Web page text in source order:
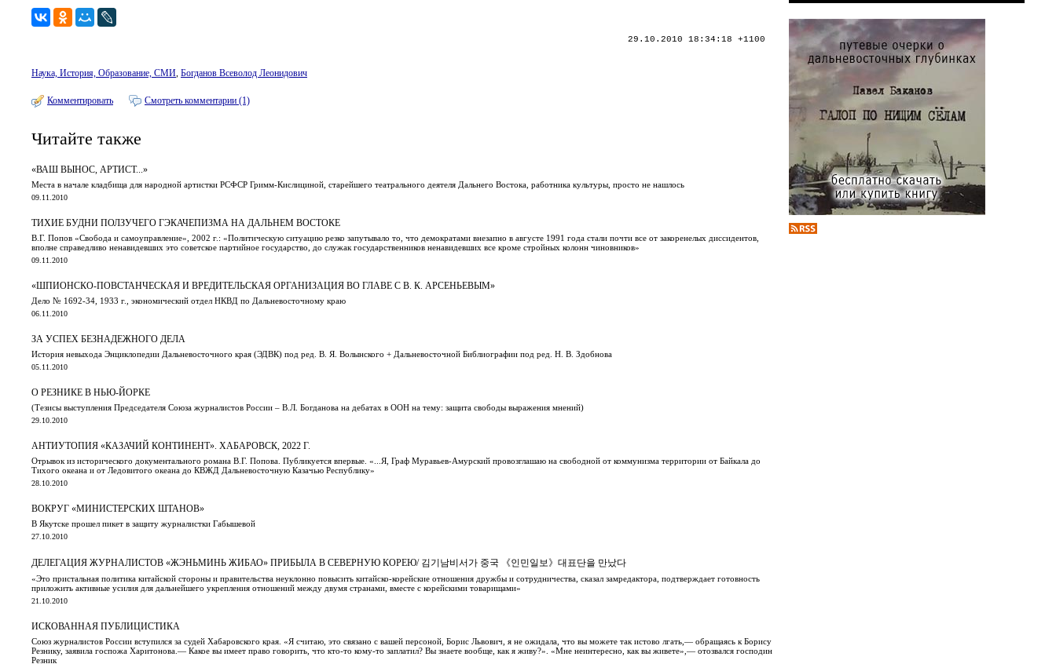
29.10.2010 18:34:18 +1100
Наука, История, Образование, СМИ, Богданов Всеволод Леонидович
Комментировать Смотреть комментарии (1)
Читайте также
«ВАШ ВЫНОС, АРТИСТ...»
Места в начале кладбища для народной артистки РСФСР Гримм-Кислициной, старейшего театрального деятеля Дальнего Востока, работника культуры, просто не нашлось
09.11.2010
ТИХИЕ БУДНИ ПОЛЗУЧЕГО ГЭКАЧЕПИЗМА НА ДАЛЬНЕМ ВОСТОКЕ
В.Г. Попов «Свобода и самоуправление», 2002 г.: «Политическую ситуацию резко запутывало то, что демократами внезапно в августе 1991 года стали почти все от закоренелых диссидентов,
вполне справедливо ненавидевших это советское партийное государство, до служак государственников ненавидевших все кроме стройных колонн чиновников»
09.11.2010
«ШПИОНСКО-ПОВСТАНЧЕСКАЯ И ВРЕДИТЕЛЬСКАЯ ОРГАНИЗАЦИЯ ВО ГЛАВЕ С В. К. АРСЕНЬЕВЫМ»
Дело № 1692-34, 1933 г., экономический отдел НКВД по Дальневосточному краю
06.11.2010
ЗА УСПЕХ БЕЗНАДЕЖНОГО ДЕЛА
История невыхода Энциклопедии Дальневосточного края (ЭДВК) под ред. В. Я. Волынского + Дальневосточной Библиографии под ред. Н. В. Здобнова
05.11.2010
О РЕЗНИКЕ В НЬЮ-ЙОРКЕ
(Тезисы выступления Председателя Союза журналистов России – В.Л. Богданова на дебатах в ООН на тему: защита свободы выражения мнений)
29.10.2010
АНТИУТОПИЯ «КАЗАЧИЙ КОНТИНЕНТ». ХАБАРОВСК, 2022 Г.
Отрывок из исторического документального романа В.Г. Попова. Публикуется впервые. «...Я, Граф Муравьев-Амурский провозглашаю на свободной от коммунизма территории от Байкала до
Тихого океана и от Ледовитого океана до КВЖД Дальневосточную Казачью Республику»
28.10.2010
ВОКРУГ «МИНИСТЕРСКИХ ШТАНОВ»
В Якутске прошел пикет в защиту журналистки Габышевой
27.10.2010
ДЕЛЕГАЦИЯ ЖУРНАЛИСТОВ «ЖЭНЬМИНЬ ЖИБАО» ПРИБЫЛА В СЕВЕРНУЮ КОРЕЮ/ 김기남비서가 중국 《인민일보》대표단을 만났다
«Это пристальная политика китайской стороны и правительства неуклонно повысить китайско-корейские отношения дружбы и сотрудничества, сказал замредактора, подтверждает готовность
приложить активные усилия для дальнейшего укрепления отношений между двумя странами, вместе с корейскими товарищами»
21.10.2010
ИСКОВАННАЯ ПУБЛИЦИСТИКА
Союз журналистов России вступился за судей Хабаровского края. «Я считаю, это связано с вашей персоной, Борис Львович, я не ожидала, что вы можете так истово лгать,— обращаясь к Борису
Резнику, заявила госпожа Харитонова.— Какое вы имеет право говорить, что кто-то кому-то заплатил? Вы знаете вообще, как я живу?». «Мне неинтересно, как вы живете»,— отозвался господин
Резник